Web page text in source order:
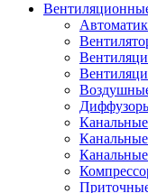
Канальные